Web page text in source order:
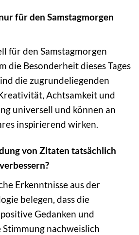
für den Samstagmorgen
für den Samstagmorgen
die Besonderheit dieses Tages
die zugrundeliegenden
Achtsamkeit und
universell und können an
inspirierend wirken.
von Zitaten tatsächlich
Erkenntnisse aus der
belegen, dass die
Gedanken und
nachweislich